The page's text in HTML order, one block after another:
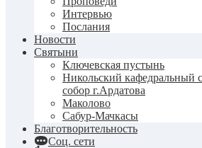
Интервью
Послания
Новости
Святыни
Ключевская пустынь
Никольский кафедральный
собор г.Ардатова
Маколово
Сабур-Мачкасы
Благотворительность
Соц. сети